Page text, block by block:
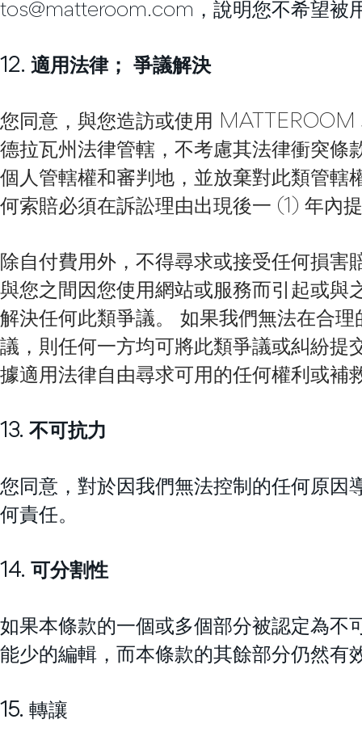
tos@matteroom.com ，說明您不希望被
12. 適用法律； 爭議解決
您同意，與您造訪或使用 MATTEROOM
德拉瓦州法律管轄，不考慮其法律衝突條
個人管轄權和審判地，並放棄對此類管轄
何索賠必須在訴訟理由出現後一 (1) 年內
除自付費用外，不得尋求或接受任何損
與您之間因您使用網站或服務而引起或與
解決任何此類爭議。 如果我們無法在合
議，則任何一方均可將此類爭議或糾紛提
據適用法律自由尋求可用的任何權利或補
13. 不可抗力
您同意，對於因我們無法控制的任何原因
何責任。
14. 可分割性
如果本條款的一個或多個部分被認定為不
能少的編輯，而本條款的其餘部分仍然有
15. 轉讓